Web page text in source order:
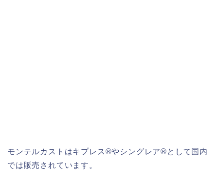
モンテルカストはキプレス®︎やシングレア®︎として国内
では販売されています。